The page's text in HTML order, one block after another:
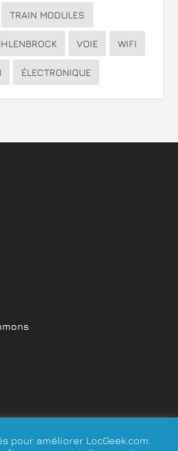
TRAIN MODULES
VOIE WIFI
ÉLECTRONIQUE
pour améliorer LocGeek.com.